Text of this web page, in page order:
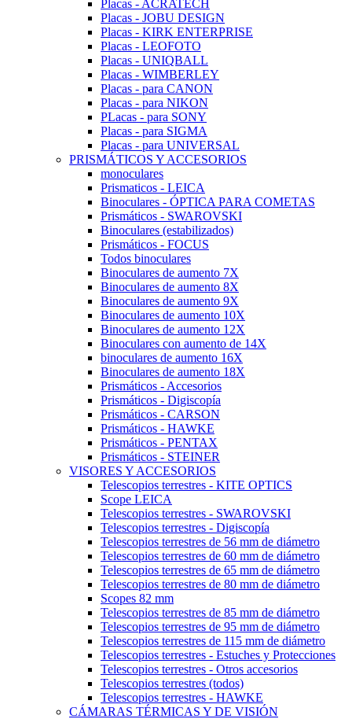
Placas - ACRATECH
Placas - JOBU DESIGN
Placas - KIRK ENTERPRISE
Placas - LEOFOTO
Placas - UNIQBALL
Placas - WIMBERLEY
Placas - para CANON
Placas - para NIKON
PLacas - para SONY
Placas - para SIGMA
Placas - para UNIVERSAL
PRISMÁTICOS Y ACCESORIOS
monoculares
Prismaticos - LEICA
Binoculares - ÓPTICA PARA COMETAS
Prismáticos - SWAROVSKI
Binoculares (estabilizados)
Prismáticos - FOCUS
Todos binoculares
Binoculares de aumento 7X
Binoculares de aumento 8X
Binoculares de aumento 9X
Binoculares de aumento 10X
Binoculares de aumento 12X
Binoculares con aumento de 14X
binoculares de aumento 16X
Binoculares de aumento 18X
Prismáticos - Accesorios
Prismáticos - Digiscopía
Prismáticos - CARSON
Prismáticos - HAWKE
Prismáticos - PENTAX
Prismáticos - STEINER
VISORES Y ACCESORIOS
Telescopios terrestres - KITE OPTICS
Scope LEICA
Telescopios terrestres - SWAROVSKI
Telescopios terrestres - Digiscopía
Telescopios terrestres de 56 mm de diámetro
Telescopios terrestres de 60 mm de diámetro
Telescopios terrestres de 65 mm de diámetro
Telescopios terrestres de 80 mm de diámetro
Scopes 82 mm
Telescopios terrestres de 85 mm de diámetro
Telescopios terrestres de 95 mm de diámetro
Telescopios terrestres de 115 mm de diámetro
Telescopios terrestres - Estuches y Protecciones
Telescopios terrestres - Otros accesorios
Telescopios terrestres (todos)
Telescopios terrestres - HAWKE
CÁMARAS TÉRMICAS Y DE VISIÓN